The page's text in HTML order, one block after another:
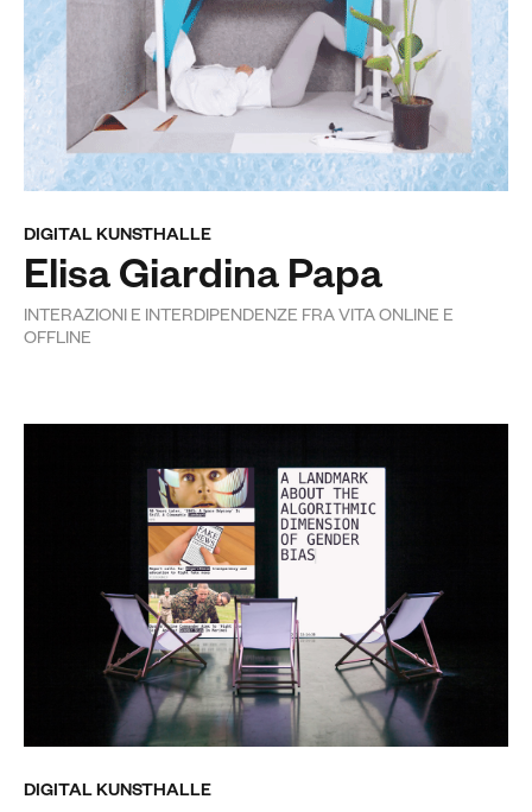
DIGITAL KUNSTHALLE
Elisa Giardina Papa
INTERAZIONI E INTERDIPENDENZE FRA VITA ONLINE E
OFFLINE
DIGITAL KUNSTHALLE